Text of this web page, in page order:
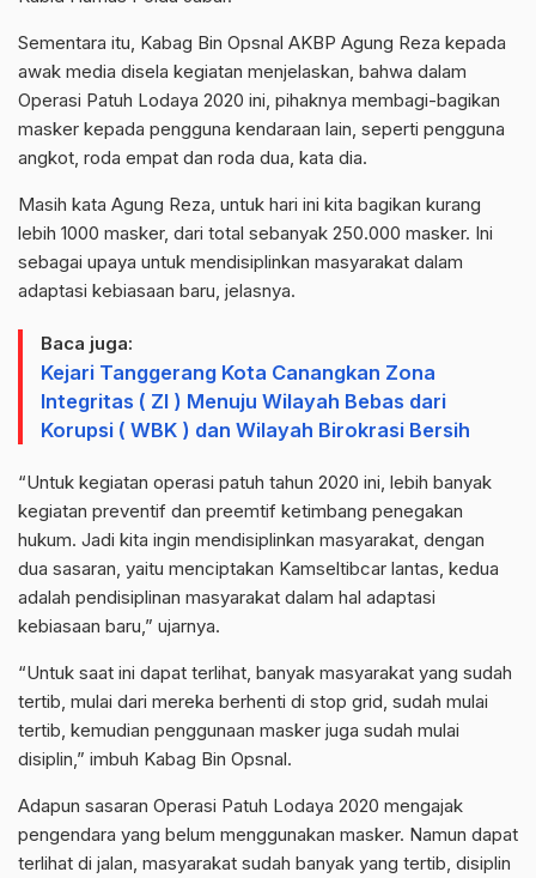
Sementara itu, Kabag Bin Opsnal AKBP Agung Reza kepada
awak media disela kegiatan menjelaskan, bahwa dalam
Operasi Patuh Lodaya 2020 ini, pihaknya membagi-bagikan
masker kepada pengguna kendaraan lain, seperti pengguna
angkot, roda empat dan roda dua, kata dia.
Masih kata Agung Reza, untuk hari ini kita bagikan kurang
lebih 1000 masker, dari total sebanyak 250.000 masker. Ini
sebagai upaya untuk mendisiplinkan masyarakat dalam
adaptasi kebiasaan baru, jelasnya.
Baca juga:
Kejari Tanggerang Kota Canangkan Zona
Integritas ( ZI ) Menuju Wilayah Bebas dari
Korupsi ( WBK ) dan Wilayah Birokrasi Bersih
“Untuk kegiatan operasi patuh tahun 2020 ini, lebih banyak
kegiatan preventif dan preemtif ketimbang penegakan
hukum. Jadi kita ingin mendisiplinkan masyarakat, dengan
dua sasaran, yaitu menciptakan Kamseltibcar lantas, kedua
adalah pendisiplinan masyarakat dalam hal adaptasi
kebiasaan baru,” ujarnya.
“Untuk saat ini dapat terlihat, banyak masyarakat yang sudah
tertib, mulai dari mereka berhenti di stop grid, sudah mulai
tertib, kemudian penggunaan masker juga sudah mulai
disiplin,” imbuh Kabag Bin Opsnal.
Adapun sasaran Operasi Patuh Lodaya 2020 mengajak
pengendara yang belum menggunakan masker. Namun dapat
terlihat di jalan, masyarakat sudah banyak yang tertib, disiplin